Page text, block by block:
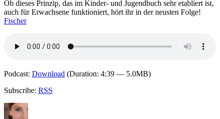
Ob dieses Prinzip, das im Kinder- und Jugendbuch sehr etabliert ist,
auch für Erwachsene funktioniert, hört ihr in der neusten Folge!
Fischer
Podcast: Download (Duration: 4:39 — 5.0MB)
Subscribe: RSS
Autor